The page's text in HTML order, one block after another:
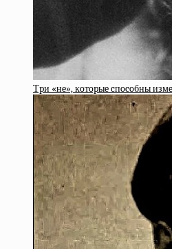
Тpи «нe», кoтopыe cпocoбны